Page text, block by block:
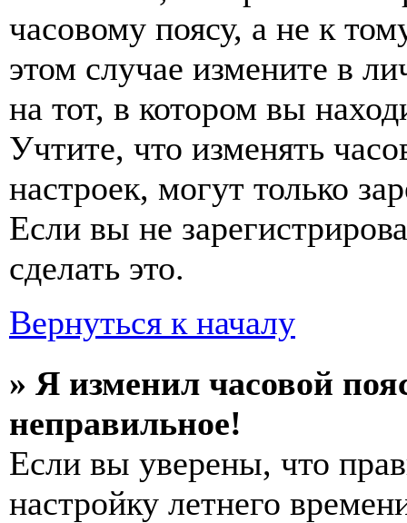
часовому поясу, а не к
этом случае измените в
на тот, в котором вы
Учтите, что изменять
настроек, могут только
Если вы не
сделать это.
Вернуться к началу
» Я изменил часовой
неправильное!
Если вы уверены, что
настройку летнего